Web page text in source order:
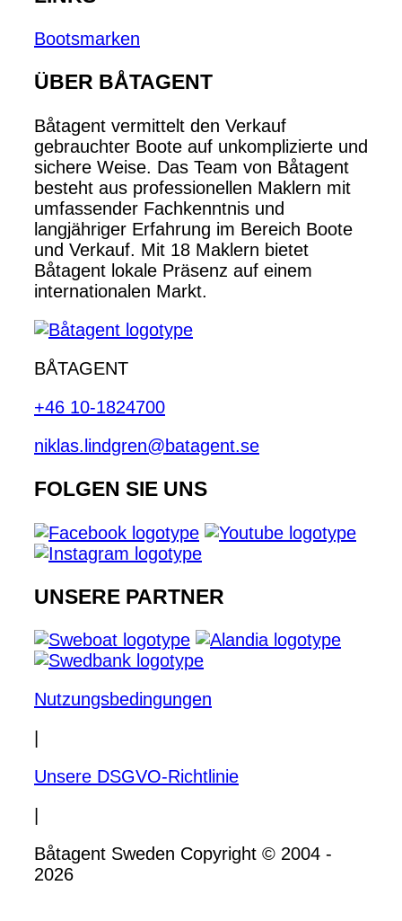
Bootsmarken
ÜBER BÅTAGENT
Båtagent vermittelt den Verkauf
gebrauchter Boote auf unkomplizierte und
sichere Weise. Das Team von Båtagent
besteht aus professionellen Maklern mit
umfassender Fachkenntnis und
langjähriger Erfahrung im Bereich Boote
und Verkauf. Mit 18 Maklern bietet
Båtagent lokale Präsenz auf einem
internationalen Markt.
BÅTAGENT
+46 10-1824700
niklas.lindgren@batagent.se
FOLGEN SIE UNS
UNSERE PARTNER
Nutzungsbedingungen
Unsere DSGVO-Richtlinie
Båtagent Sweden Copyright © 2004 -
2026